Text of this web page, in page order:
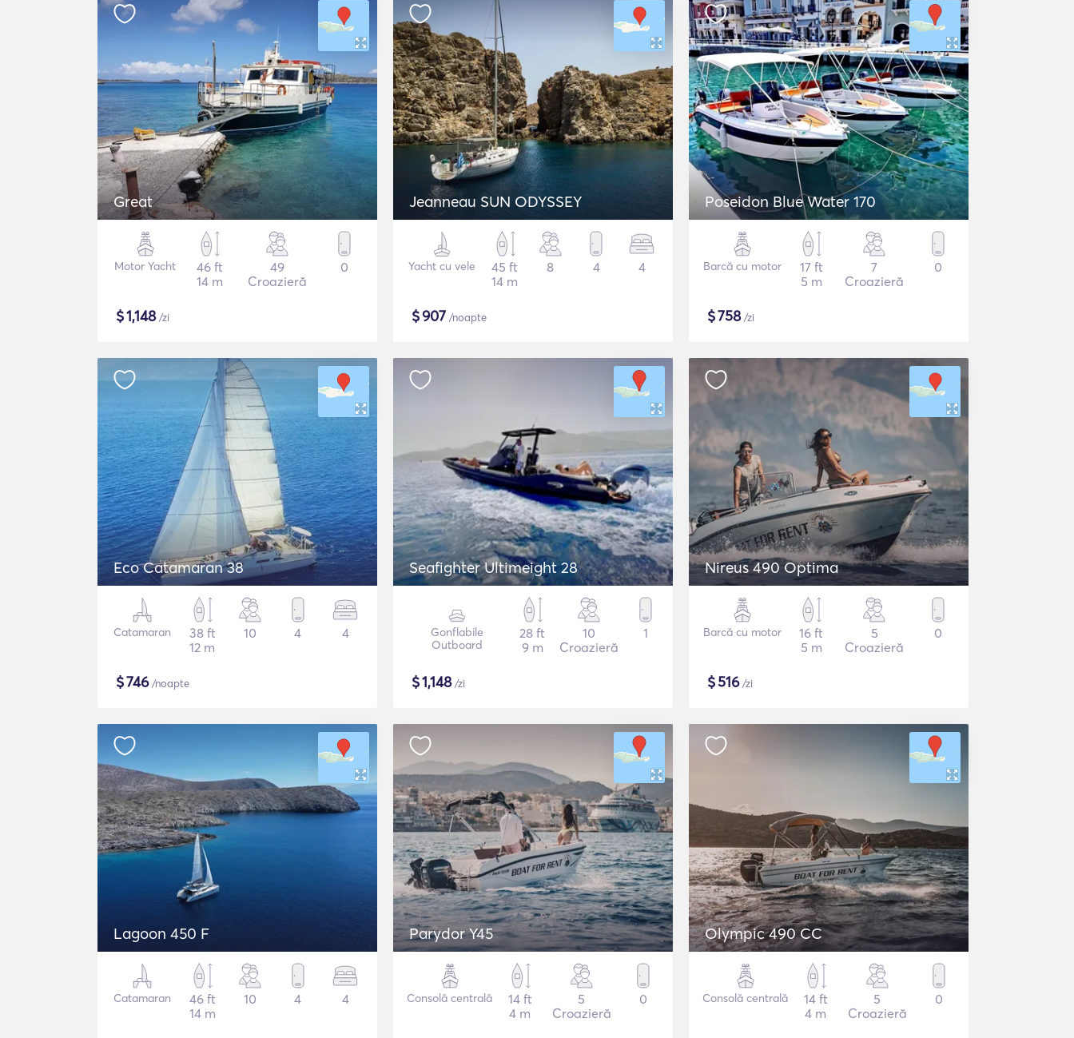
Great
Motor Yacht
46 ft
14 m
49
Croazieră
0
$1,148/zi
Jeanneau SUN ODYSSEY
Yacht cu vele
45 ft
14 m
8 4 4
$907 /noapte
Poseidon Blue Water 170
Barcă cu motor
17 ft
5 m
7
Croazieră
0
$758/zi
Eco Catamaran 38
Catamaran
38 ft
12 m
10 4 4
$746/noapte
Seafighter Ultimeight 28
Gonflabile
Outboard
28 ft
9 m
10
Croazieră
1
$1,148/zi
Nireus 490 Optima
Barcă cu motor
16 ft
5 m
5
Croazieră
0
$516/zi
Lagoon 450 F
Catamaran
46 ft
14 m
10 4 4
Parydor Y45
Consolă centrală
14 ft
4 m
5
Croazieră
0
Olympic 490 CC
Consolă centrală
14 ft
4 m
5
Croazieră
0